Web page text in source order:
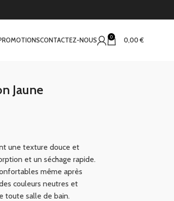
CONTACTEZ-NOUS 0 0,00€
Jaune
une texture douce et
et un séchage rapide.
même après
couleurs neutres et
toute salle de bain.